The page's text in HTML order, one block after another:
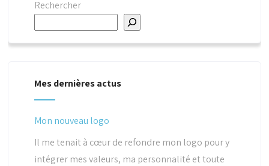
Rechercher
Mes dernières actus
Mon nouveau logo
Il me tenait à cœur de refondre mon logo pour y
intégrer mes valeurs, ma personnalité et toute